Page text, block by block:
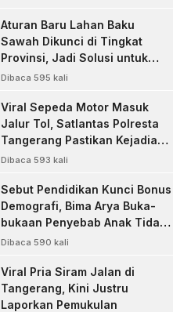
Aturan Baru Lahan Baku
Sawah Dikunci di Tingkat
Provinsi, Jadi Solusi untuk
Pemda dan Pengembang
Dibaca 595 kali
Viral Sepeda Motor Masuk
Jalur Tol, Satlantas Polresta
Tangerang Pastikan Kejadian
di Luar Wilayah
Dibaca 593 kali
Sebut Pendidikan Kunci Bonus
Demografi, Bima Arya Buka-
bukaan Penyebab Anak Tidak
Sekolah
Dibaca 590 kali
Viral Pria Siram Jalan di
Tangerang, Kini Justru
Laporkan Pemukulan